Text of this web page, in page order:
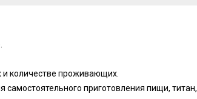
и количестве проживающих.
приготовления пищи, титан,